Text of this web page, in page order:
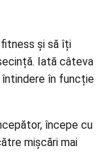
și să îți
Iată câteva
în funcție
începe cu
mișcări mai